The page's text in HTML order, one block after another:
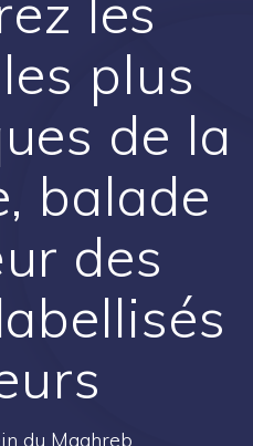
plus
de la
balade
des
du Maghreb